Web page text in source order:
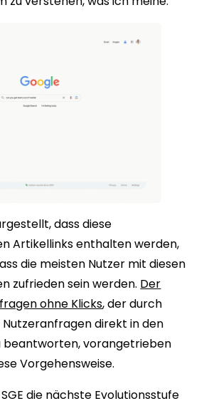
dass diese
Artikellinks enthalten werden,
die meisten Nutzer mit diesen
zufrieden sein werden. Der
ohne Klicks, der durch
direkt in den
beantworten, vorangetrieben
Vorgehensweise.
die nächste Evolutionsstufe